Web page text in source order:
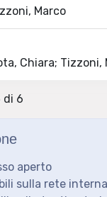
Marco
Chiara; Tizzoni,
di 6
aperto
sulla rete interna